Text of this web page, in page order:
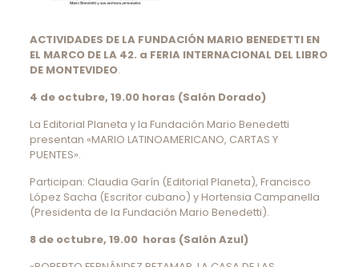
ACTIVIDADES DE LA FUNDACIÓN MARIO BENEDETTI EN
EL MARCO DE LA 42. a FERIA INTERNACIONAL DEL LIBRO
DE MONTEVIDEO.
4 de octubre, 19.00 horas (Salón Dorado)
La Editorial Planeta y la Fundación Mario Benedetti
presentan «MARIO LATINOAMERICANO, CARTAS Y
PUENTES».
Participan: Claudia Garín (Editorial Planeta), Francisco
López Sacha (Escritor cubano) y Hortensia Campanella
(Presidenta de la Fundación Mario Benedetti).
8 de octubre, 19.00 horas (Salón Azul)